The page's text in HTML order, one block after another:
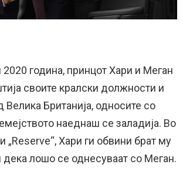
2020 година, принцот Хари и Меган
своите кралски должности и
Велика Британија, односите со
наеднаш се заладија. Во
„Reserve“, Хари ги обвини брат му
дека лошо се однесуваат со Меган.